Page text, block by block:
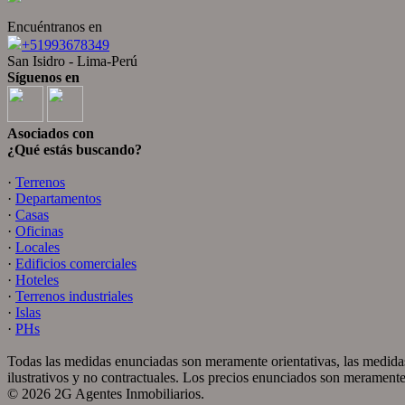
Encuéntranos en
+51993678349
San Isidro - Lima-Perú
Síguenos en
Asociados con
¿Qué estás buscando?
· Terrenos
· Departamentos
· Casas
· Oficinas
· Locales
· Edificios comerciales
· Hoteles
· Terrenos industriales
· Islas
· PHs
Todas las medidas enunciadas son meramente orientativas, las
ilustrativos y no contractuales. Los precios enunciados son
© 2026 2G Agentes Inmobiliarios.